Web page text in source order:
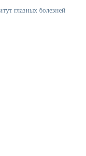
глазных болезней